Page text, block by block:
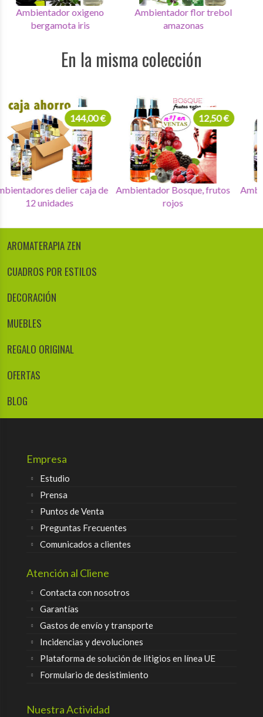
Ambientador oxigeno
bergamota iris
Ambientador flor trebol
amazonas
En la misma colección
Ambientadores delier caja de
12 unidades
144,00 €
Ambientador Bosque, frutos
rojos
12,50 €
AROMATERAPIA ZEN
CUADROS POR ESTILOS
DECORACIÓN
MUEBLES
REGALO ORIGINAL
OFERTAS
BLOG
Empresa
Estudio
Prensa
Puntos de Venta
Preguntas Frecuentes
Comunicados a clientes
Atención al Cliene
Contacta con nosotros
Garantías
Gastos de envío y transporte
Incidencias y devoluciones
Plataforma de solución de litigios en línea UE
Formulario de desistimiento
Nuestra Actividad